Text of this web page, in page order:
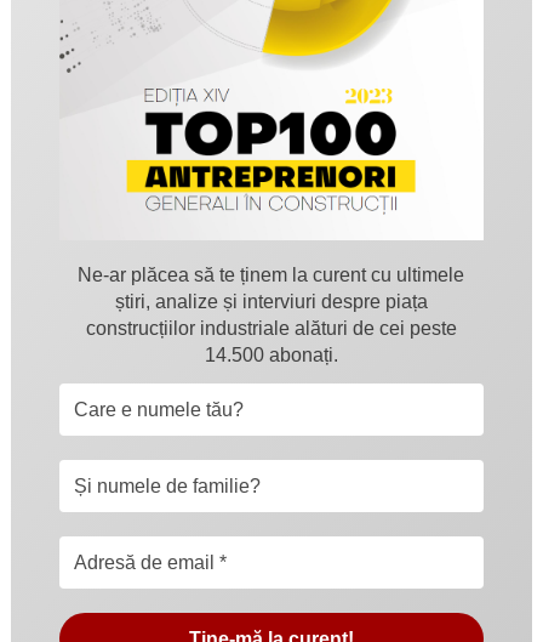
Ne-ar plăcea să te ținem la curent cu ultimele
știri, analize și interviuri despre piața
construcțiilor industriale alături de cei peste
14.500 abonați.